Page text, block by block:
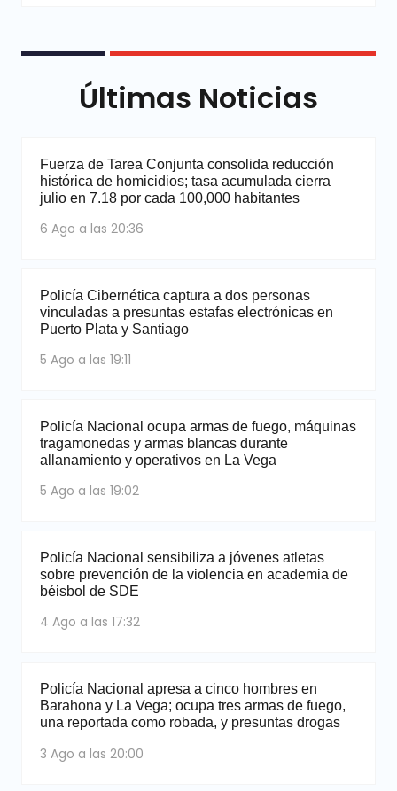
Últimas Noticias
Fuerza de Tarea Conjunta consolida reducción
histórica de homicidios; tasa acumulada cierra
julio en 7.18 por cada 100,000 habitantes
6 Ago a las 20:36
Policía Cibernética captura a dos personas
vinculadas a presuntas estafas electrónicas en
Puerto Plata y Santiago
5 Ago a las 19:11
Policía Nacional ocupa armas de fuego, máquinas
tragamonedas y armas blancas durante
allanamiento y operativos en La Vega
5 Ago a las 19:02
Policía Nacional sensibiliza a jóvenes atletas
sobre prevención de la violencia en academia de
béisbol de SDE
4 Ago a las 17:32
Policía Nacional apresa a cinco hombres en
Barahona y La Vega; ocupa tres armas de fuego,
una reportada como robada, y presuntas drogas
3 Ago a las 20:00